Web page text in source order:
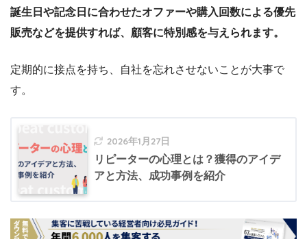
誕生日や記念日に合わせたオファーや購入回数による優先
販売などを提供すれば、顧客に特別感を与えられます。
定期的に接点を持ち、自社を忘れさせないことが大事で
す。
2026年1月27日
リピーターの心理とは？獲得のアイデ
アと方法、成功事例を紹介